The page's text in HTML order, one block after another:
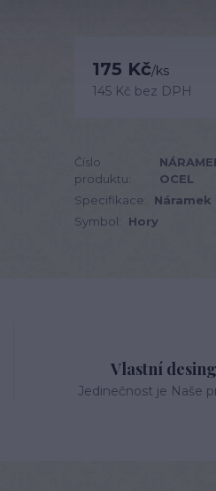
175 Kč/ks
145 Kč bez DPH
Číslo
produktu:
OCEL
Specifikace: Náramek
Symbol:
Hory
Vlastní desing
Jedinečnost je Naše